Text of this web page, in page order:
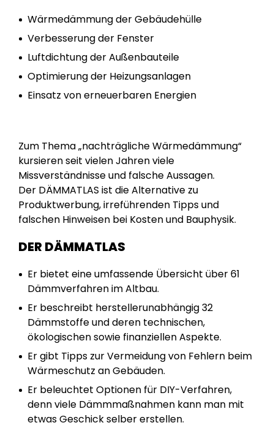
Wärmedämmung der Gebäudehülle
Verbesserung der Fenster
Luftdichtung der Außenbauteile
Optimierung der Heizungsanlagen
Einsatz von erneuerbaren Energien
Zum Thema „nachträgliche Wärmedämmung“
kursieren seit vielen Jahren viele
Missverständnisse und falsche Aussagen.
Der DÄMMATLAS ist die Alternative zu
Produktwerbung, irreführenden Tipps und
falschen Hinweisen bei Kosten und Bauphysik.
DER DÄMMATLAS
Er bietet eine umfassende Übersicht über 61
Dämmverfahren im Altbau.
Er beschreibt herstellerunabhängig 32
Dämmstoffe und deren technischen,
ökologischen sowie finanziellen Aspekte.
Er gibt Tipps zur Vermeidung von Fehlern beim
Wärmeschutz an Gebäuden.
Er beleuchtet Optionen für DIY-Verfahren,
denn viele Dämmmaßnahmen kann man mit
etwas Geschick selber erstellen.